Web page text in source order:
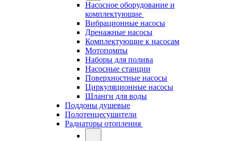
Насосное оборудование и
комплектующие
Вибрационные насосы
Дренажные насосы
Комплектующие к насосам
Мотопомпы
Наборы для полива
Насосные станции
Поверхностные насосы
Циркуляционные насосы
Шланги для воды
Поддоны душевые
Полотенцесушители
Радиаторы отопления